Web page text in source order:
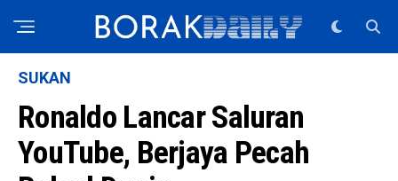
SUKAN
Ronaldo Lancar Saluran
YouTube, Berjaya Pecah